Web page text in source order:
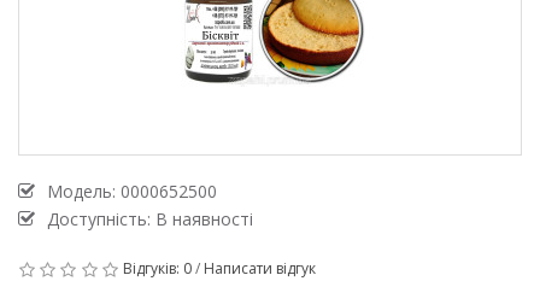
Модель: 0000652500
Доступність: В наявності
Відгуків: 0/ Написати відгук